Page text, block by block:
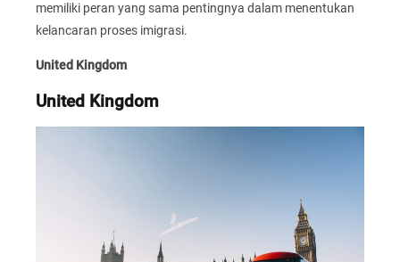
memiliki peran yang sama pentingnya dalam menentukan
kelancaran proses imigrasi.
United Kingdom
United Kingdom